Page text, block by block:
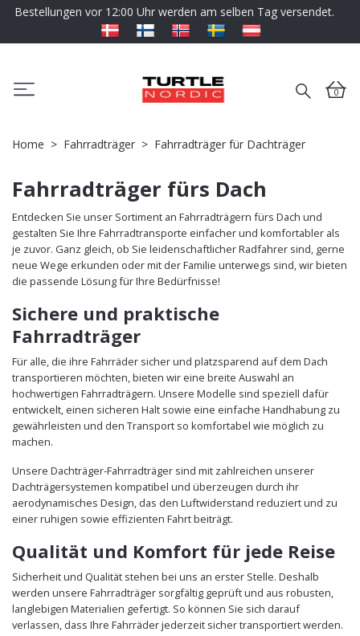
Bestellungen vor 12:00 Uhr werden am selben Tag versendet.
0
Home Fahrradträger Fahrradträger für Dachträger
Fahrradträger fürs Dach
Entdecken Sie unser Sortiment an Fahrradträgern fürs Dach und
gestalten Sie Ihre Fahrradtransporte einfacher und komfortabler als
je zuvor. Ganz gleich, ob Sie leidenschaftlicher Radfahrer sind, gerne
neue Wege erkunden oder mit der Familie unterwegs sind, wir bieten
die passende Lösung für Ihre Bedürfnisse!
Sichere und praktische
Fahrradträger
Für alle, die ihre Fahrräder sicher und platzsparend auf dem Dach
transportieren möchten, bieten wir eine breite Auswahl an
hochwertigen Fahrradträgern. Unsere Modelle sind speziell dafür
entwickelt, einen sicheren Halt sowie eine einfache Handhabung zu
gewährleisten und den Transport so komfortabel wie möglich zu
machen.
Unsere Dachträger-Fahrradträger sind mit zahlreichen unserer
Dachträgersystemen kompatibel und überzeugen durch ihr
aerodynamisches Design, das den Luftwiderstand reduziert und zu
einer ruhigen sowie effizienten Fahrt beiträgt.
Qualität und Komfort für jede Reise
Sicherheit und Qualität stehen bei uns an erster Stelle. Deshalb
werden unsere Fahrradträger sorgfältig geprüft und aus robusten,
langlebigen Materialien gefertigt. So können Sie sich darauf
verlassen, dass Ihre Fahrräder jederzeit sicher transportiert werden.